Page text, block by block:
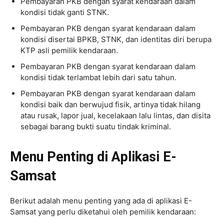
kondisi tidak ganti STNK.
Pembayaran PKB dengan syarat kendaraan dalam
kondisi disertai BPKB, STNK, dan identitas diri berupa
KTP asli pemilik kendaraan.
Pembayaran PKB dengan syarat kendaraan dalam
kondisi tidak terlambat lebih dari satu tahun.
Pembayaran PKB dengan syarat kendaraan dalam
kondisi baik dan berwujud fisik, artinya tidak hilang
atau rusak, lapor jual, kecelakaan lalu lintas, dan disita
sebagai barang bukti suatu tindak kriminal.
Menu Penting di Aplikasi E-
Samsat
Berikut adalah menu penting yang ada di aplikasi E-
Samsat yang perlu diketahui oleh pemilik kendaraan: